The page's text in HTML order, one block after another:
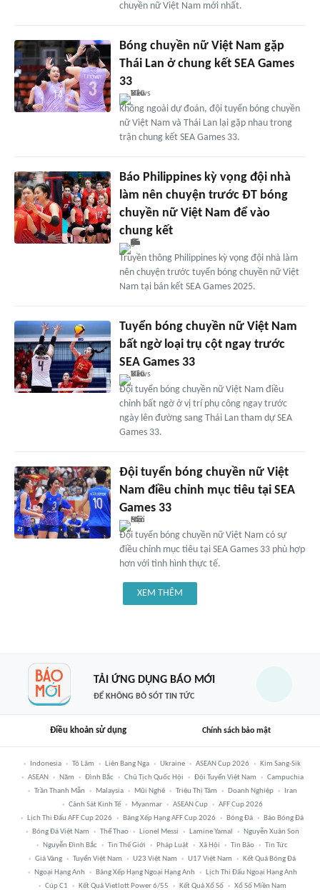
chuyền nữ Việt Nam mới nhất.
Bóng chuyền nữ Việt Nam gặp
Thái Lan ở chung kết SEA Games
33
Không ngoài dự đoán, đội tuyển bóng chuyền
nữ Việt Nam và Thái Lan lại gặp nhau trong
trận chung kết SEA Games 33.
Báo Philippines kỳ vọng đội nhà
làm nên chuyện trước ĐT bóng
chuyền nữ Việt Nam để vào
chung kết
Truyền thông Philippines kỳ vọng đội nhà làm
nên chuyện trước tuyển bóng chuyền nữ Việt
Nam tại bán kết SEA Games 2025.
Tuyển bóng chuyền nữ Việt Nam
bất ngờ loại trụ cột ngay trước
SEA Games 33
Đội tuyển bóng chuyền nữ Việt Nam điều
chỉnh bất ngờ ở vị trí phụ công ngay trước
ngày lên đường sang Thái Lan tham dự SEA
Games 33.
Đội tuyển bóng chuyền nữ Việt
Nam điều chỉnh mục tiêu tại SEA
Games 33
Đội tuyển bóng chuyền nữ Việt Nam có sự
điều chỉnh mục tiêu tại SEA Games 33 phù hợp
hơn với tình hình thực tế.
XEM THÊM
TẢI ỨNG DỤNG BÁO MỚI
ĐỂ KHÔNG BỎ SÓT TIN TỨC
Điều khoản sử dụng Chính sách bảo mật
Indonesia Tô Lâm Liên Bang Nga Ukraine ASEAN Cup 2026
Kim Sang-Sik
ASEAN
Năm Đình Bắc Chủ Tịch Quốc Hội Đội Tuyển Việt Nam
Campuchia
Trần Thanh Mẫn
Malaysia Mũi Nghê Triệu Thị Tâm Doanh Nghiệp
Iran
Cảnh Sát Kinh Tế
Myanmar ASEAN Cup
AFF Cup 2026
Lịch Thi Đấu AFF Cup 2026
Bảng Xếp Hạng AFF Cup 2026 Bóng Đá
Báo Bóng Đá
Bóng Đá Việt Nam
Thể Thao Lionel Messi Lamine Yamal
Nguyễn Xuân Son
Nguyễn Đình Bắc
Tin Thế Giới Pháp Luật Xã Hội Tin Bão
Tin Tức
Giá Vàng
Tuyển Việt Nam U23 Việt Nam U17 Việt Nam
Kết Quả Bóng Đá
Ngoại Hạng Anh
Bảng Xếp Hạng Ngoại Hạng Anh
Lịch Thi Đấu Ngoại Hạng Anh
Cúp C1
Kết Quả Vietlott Power 6/55 Kết Quả Xổ Số Xổ Số Miền Nam